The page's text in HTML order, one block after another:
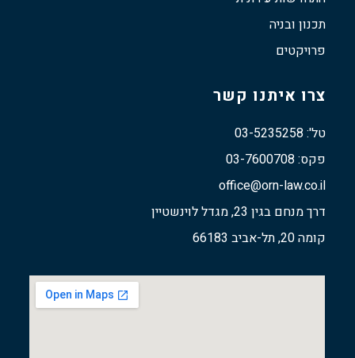
תכנון ובניה
פרויקטים
צרו איתנו קשר
טל': 03-5235258
פקס: 03-7600708
office@orn-law.co.il
דרך מנחם בגין 23, מגדל לוינשטיין
קומה 20, תל-אביב 66183